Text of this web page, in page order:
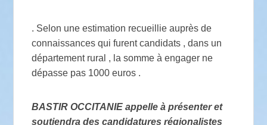
. Selon une estimation recueillie auprès de
connaissances qui furent candidats , dans un
département rural , la somme à engager ne
dépasse pas 1000 euros .
BASTIR OCCITANIE appelle à présenter et
soutiendra des candidatures régionalistes